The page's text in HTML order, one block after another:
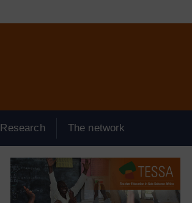
Research The network